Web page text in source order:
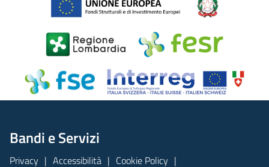
Bandi e Servizi
Privacy Accessibilità Cookie Policy